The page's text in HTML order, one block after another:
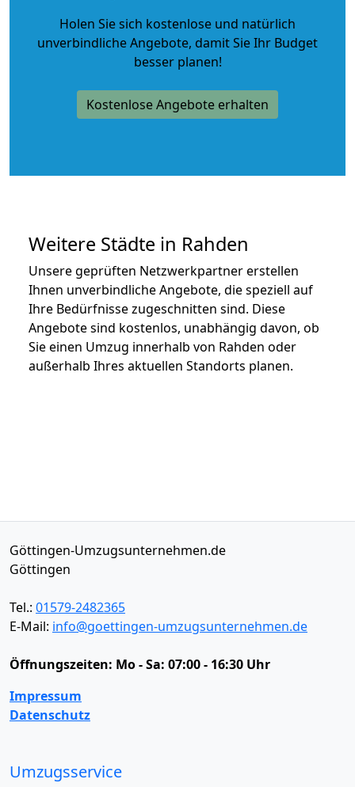
Holen Sie sich kostenlose und natürlich
unverbindliche Angebote, damit Sie Ihr Budget
besser planen!
Kostenlose Angebote erhalten
Weitere Städte in Rahden
Unsere geprüften Netzwerkpartner erstellen
Ihnen unverbindliche Angebote, die speziell auf
Ihre Bedürfnisse zugeschnitten sind. Diese
Angebote sind kostenlos, unabhängig davon, ob
Sie einen Umzug innerhalb von Rahden oder
außerhalb Ihres aktuellen Standorts planen.
Göttingen-Umzugsunternehmen.de
Göttingen
Tel.: 01579-2482365
E-Mail: info@goettingen-umzugsunternehmen.de
Öffnungszeiten: Mo - Sa: 07:00 - 16:30 Uhr
Impressum
Datenschutz
Umzugsservice